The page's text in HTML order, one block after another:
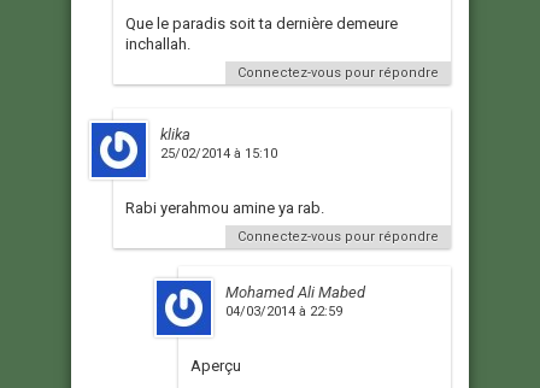
Que le paradis soit ta dernière demeure
inchallah.
Connectez-vous pour répondre
klika
25/02/2014 à 15:10
Rabi yerahmou amine ya rab.
Connectez-vous pour répondre
Mohamed Ali Mabed
04/03/2014 à 22:59
Aperçu